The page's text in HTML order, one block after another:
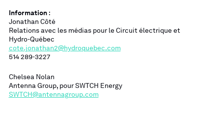
Information :
Jonathan Côté
Relations avec les médias pour le Circuit électrique et
Hydro-Québec
cote.jonathan2@hydroquebec.com
514 289-3227
Chelsea Nolan
Antenna Group, pour SWTCH Energy
SWTCH@antennagroup.com